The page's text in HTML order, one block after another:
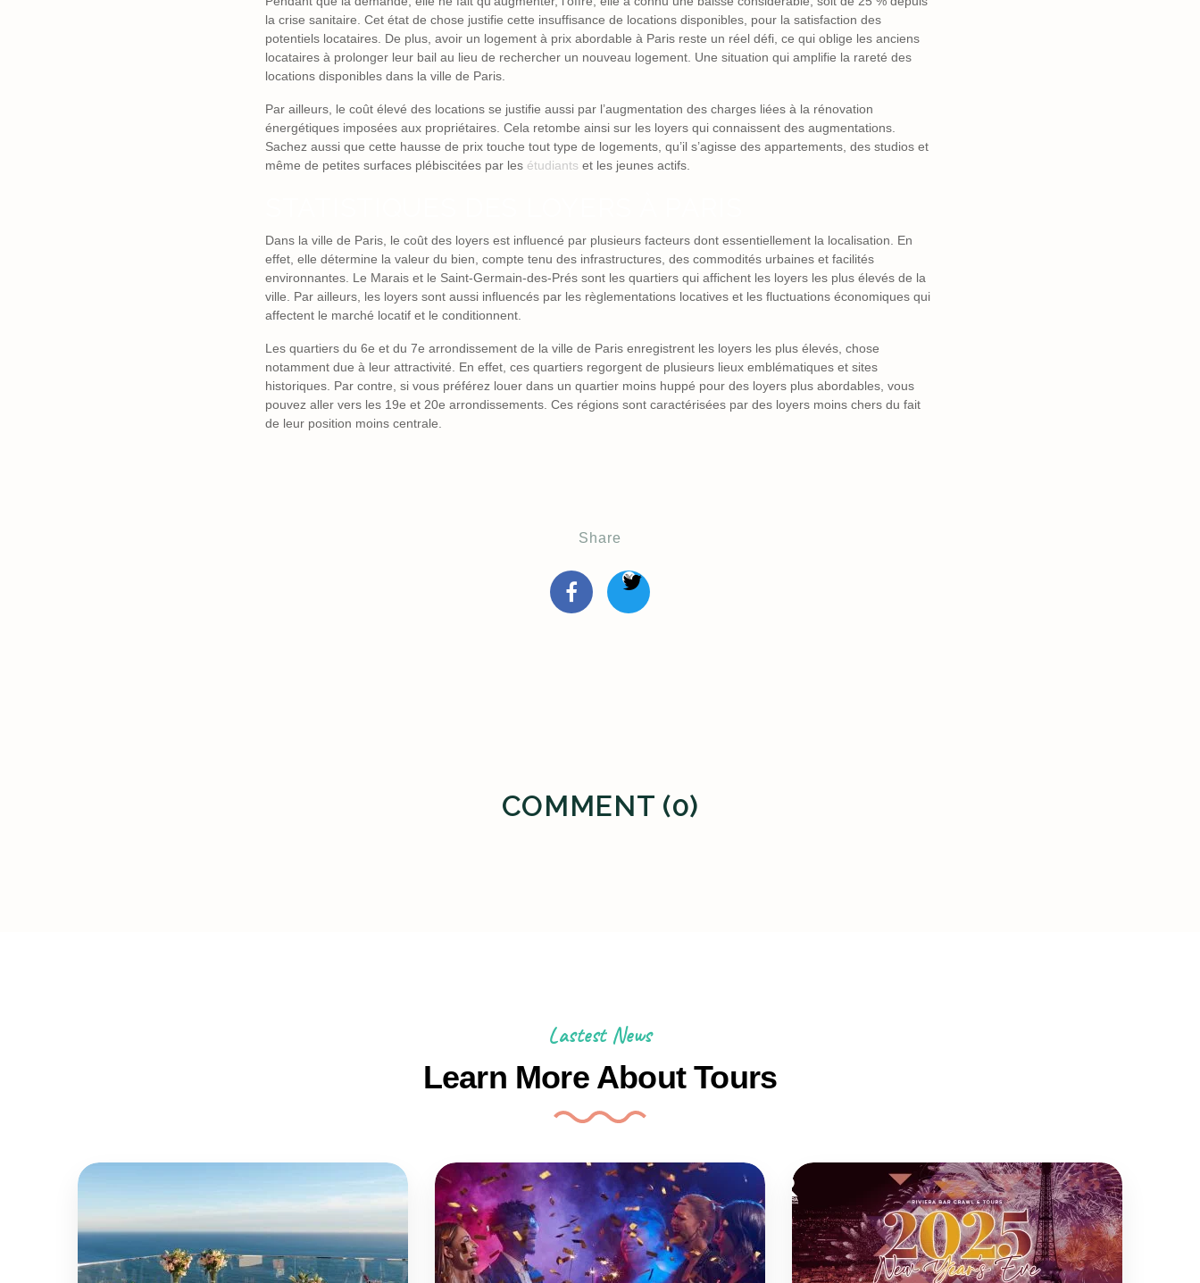
la crise sanitaire. Cet état de chose justifie cette insuffisance de locations disponibles, pour la satisfaction des
potentiels locataires. De plus, avoir un logement à prix abordable à Paris reste un réel défi, ce qui oblige les anciens
locataires à prolonger leur bail au lieu de rechercher un nouveau logement. Une situation qui amplifie la rareté des
locations disponibles dans la ville de Paris.
Par ailleurs, le coût élevé des locations se justifie aussi par l’augmentation des charges liées à la rénovation
énergétiques imposées aux propriétaires. Cela retombe ainsi sur les loyers qui connaissent des augmentations.
Sachez aussi que cette hausse de prix touche tout type de logements, qu’il s’agisse des appartements, des studios et
même de petites surfaces plébiscitées par les étudiants et les jeunes actifs.
Dans la ville de Paris, le coût des loyers est influencé par plusieurs facteurs dont essentiellement la localisation. En
effet, elle détermine la valeur du bien, compte tenu des infrastructures, des commodités urbaines et facilités
environnantes. Le Marais et le Saint-Germain-des-Prés sont les quartiers qui affichent les loyers les plus élevés de la
ville. Par ailleurs, les loyers sont aussi influencés par les règlementations locatives et les fluctuations économiques qui
affectent le marché locatif et le conditionnent.
Les quartiers du 6e et du 7e arrondissement de la ville de Paris enregistrent les loyers les plus élevés, chose
notamment due à leur attractivité. En effet, ces quartiers regorgent de plusieurs lieux emblématiques et sites
historiques. Par contre, si vous préférez louer dans un quartier moins huppé pour des loyers plus abordables, vous
pouvez aller vers les 19e et 20e arrondissements. Ces régions sont caractérisées par des loyers moins chers du fait
de leur position moins centrale.
Share
COMMENT (0)
Lastest News
Learn More About Tours